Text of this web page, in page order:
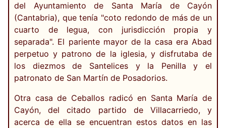
del Ayuntamiento de Santa María de Cayón
(Cantabria), que tenía "coto redondo de más de un
cuarto de legua, con jurisdicción propia y
separada". El pariente mayor de la casa era Abad
perpetuo y patrono de la iglesia, y disfrutaba de
los diezmos de Santelices y la Penilla y el
patronato de San Martín de Posadorios.
Otra casa de Ceballos radicó en Santa María de
Cayón, del citado partido de Villacarriedo, y
acerca de ella se encuentran estos datos en las